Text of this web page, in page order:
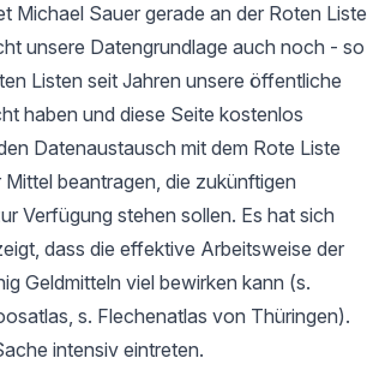
Michael Sauer gerade an der Roten Liste
unsere Datengrundlage auch noch - so
Listen seit Jahren unsere öffentliche
haben und diese Seite kostenlos
Datenaustausch mit dem Rote Liste
beantragen, die zukünftigen
Verfügung stehen sollen. Es hat sich
dass die effektive Arbeitsweise der
Geldmitteln viel bewirken kann (s.
s. Flechenatlas von Thüringen).
intensiv eintreten.